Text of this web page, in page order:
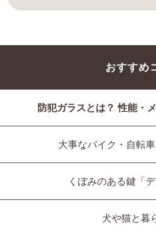
おすすめ
防犯ガラスとは？ 性能・
大事なバイク・自転
くぼみのある鍵「
犬や猫と暮